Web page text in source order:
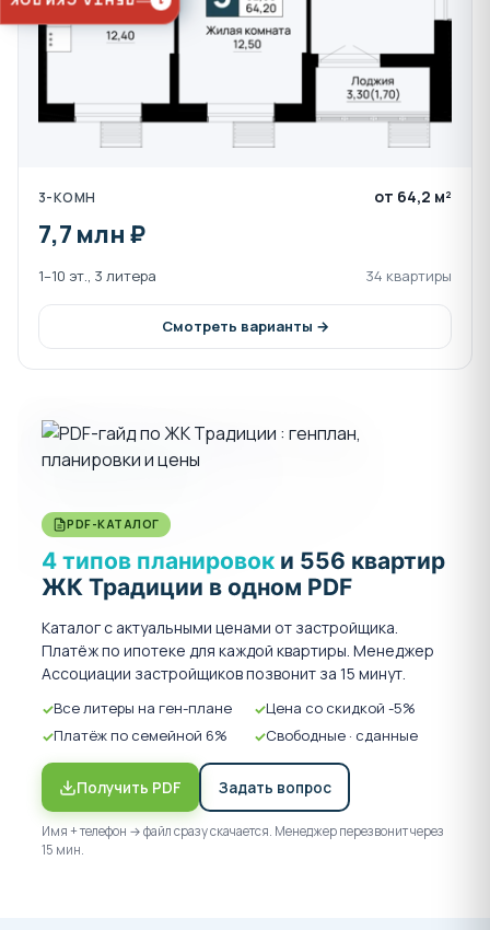
3-КОМН от 64,2 м²
7,7 млн ₽
1–10 эт., 3 литера 34 квартиры
Смотреть варианты →
PDF-КАТАЛОГ
4 типов планировок и 556 квартир
ЖК Традиции в одном PDF
Каталог с актуальными ценами от застройщика.
Платёж по ипотеке для каждой квартиры. Менеджер
Ассоциации застройщиков позвонит за 15 минут.
Все литеры на ген-плане
Цена со скидкой -5%
Платёж по семейной 6%
Свободные · сданные
Получить PDF Задать вопрос
Имя + телефон → файл сразу скачается. Менеджер перезвонит через
15 мин.